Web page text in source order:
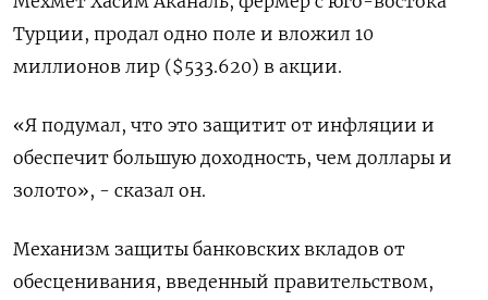
Турции, продал одно поле и вложил 10
миллионов лир ($533.620) в акции.
«Я подумал, что это защитит от инфляции и
обеспечит большую доходность, чем доллары и
золото», - сказал он.
Механизм защиты банковских вкладов от
обесценивания, введенный правительством,